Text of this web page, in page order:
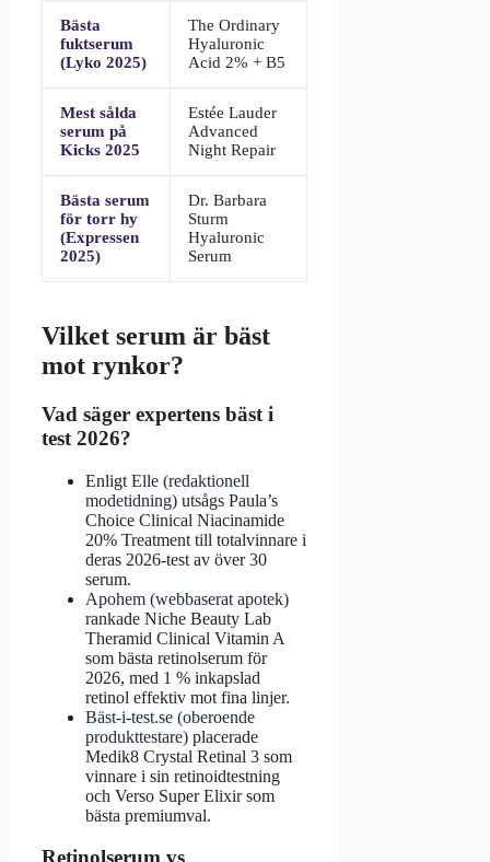
Bästa
fuktserum
(Lyko 2025)
The Ordinary
Hyaluronic
Acid 2% + B5
Mest sålda
serum på
Kicks 2025
Estée Lauder
Advanced
Night Repair
Bästa serum
för torr hy
(Expressen
2025)
Dr. Barbara
Sturm
Hyaluronic
Serum
Vilket serum är bäst
mot rynkor?
Vad säger expertens bäst i
test 2026?
Enligt Elle (redaktionell
modetidning) utsågs Paula’s
Choice Clinical Niacinamide
20% Treatment till totalvinnare i
deras 2026-test av över 30
serum.
Apohem (webbaserat apotek)
rankade Niche Beauty Lab
Theramid Clinical Vitamin A
som bästa retinolserum för
2026, med 1 % inkapslad
retinol effektiv mot fina linjer.
Bäst-i-test.se (oberoende
produkttestare) placerade
Medik8 Crystal Retinal 3 som
vinnare i sin retinoidtestning
och Verso Super Elixir som
bästa premiumval.